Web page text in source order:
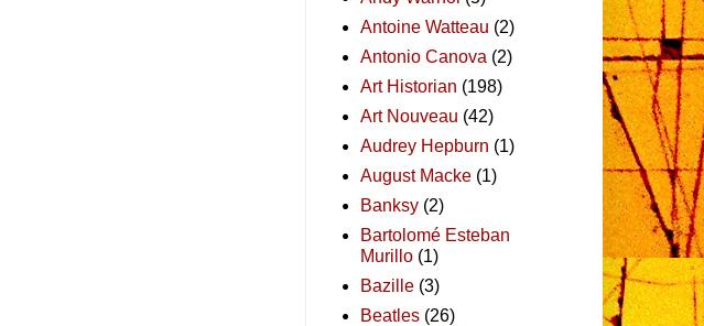
Antoine Watteau (2)
Antonio Canova (2)
Art Historian (198)
Art Nouveau (42)
Audrey Hepburn (1)
August Macke (1)
Banksy (2)
Bartolomé Esteban
Murillo (1)
Bazille (3)
Beatles (26)